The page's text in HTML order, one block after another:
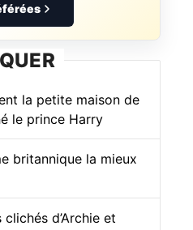
la petite maison de
le prince Harry
britannique la mieux
d’Archie et